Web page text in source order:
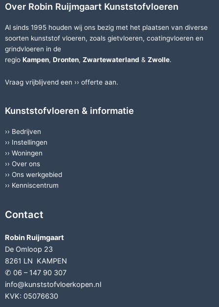
Over Robin Ruijmgaart Kunststofvloeren
Al sinds 1995 houden wij ons bezig met het plaatsen van diverse
soorten kunststof vloeren, zoals gietvloeren, coatingvloeren en
grindvloeren in de
regio Kampen, Dronten, Zwartewaterland & Zwolle.
Vraag vrijblijvend een ›› offerte aan.
Kunststofvloeren & informatie
›› Bedrijven
›› Instellingen
›› Woningen
›› Over ons
›› Ons werkgebied
›› Kenniscentrum
Contact
Robin Ruijmgaart
De Omloop 23
8261 LN KAMPEN
✆ 06 – 147 90 307
info@kunststofvloerkopen.nl
KVK: 05076630